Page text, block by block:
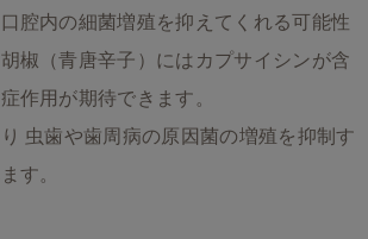
腔内の細菌増殖を抑えてくれる可能性
椒（青唐辛子）にはカプサイシンが含
作用が期待できます。
虫歯や歯周病の原因菌の増殖を抑制す
す。